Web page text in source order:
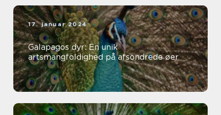
17. januar 2024
Galapagos dyr: En unik
artsmangfoldighed på afsondrede øer